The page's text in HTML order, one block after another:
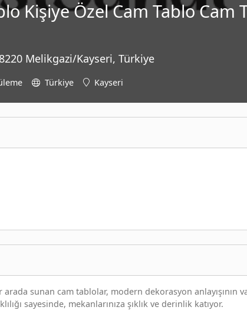
Kişiye Özel Cam Tablo Cam
Melikgazi/Kayseri, Türkiye
Türkiye Kayseri
arada sunan cam tablolar, modern dekorasyon anlayışının
sayesinde, mekanlarınıza şıklık ve derinlik katıyor.